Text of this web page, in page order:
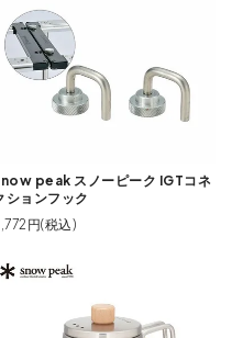
peak スノーピーク IGTコネ
ションフック
円(税込)